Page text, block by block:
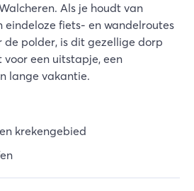
Als je houdt van
eindeloze fiets- en wandelroutes
de polder, is dit gezellige dorp
een uitstapje, een
lange vakantie.
krekengebied